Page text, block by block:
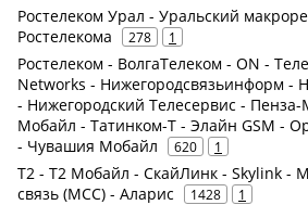
Ростелеком Урал - Уральский
Ростелекома
278 1
Ростелеком - ВолгаТелеком - ON -
Networks - Нижегородсвязьинформ -
- Нижегородский Телесервис -
Мобайл - Татинком-Т - Элайн GSM -
- Чувашия Мобайл
620 1
Т2 - Т2 Мобайл - СкайЛинк - Skylink -
связь (МСС) - Аларис
1428 1